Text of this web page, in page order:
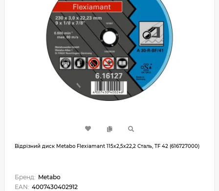
Відрізний диск Metabo Flexiamant 115x2,5x22,2 Сталь, TF 42 (616727000)
Бренд: Metabo
EAN: 4007430402912